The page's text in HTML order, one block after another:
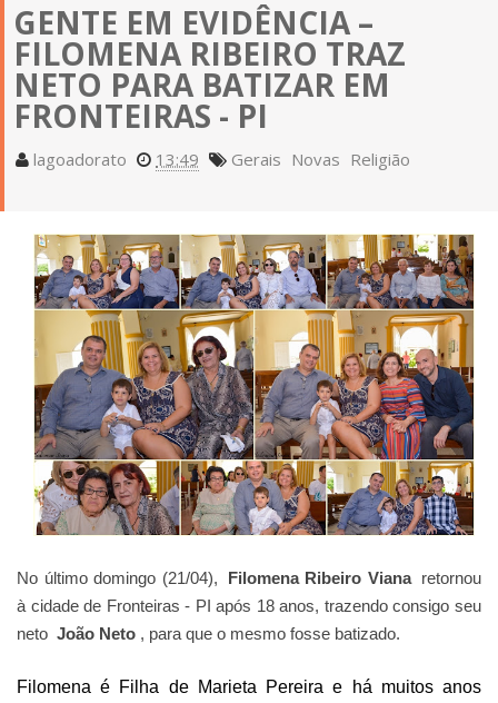
GENTE EM EVIDÊNCIA –
FILOMENA RIBEIRO TRAZ
NETO PARA BATIZAR EM
FRONTEIRAS - PI
lagoadorato 13:49 Gerais Novas Religião
No último domingo (21/04), Filomena Ribeiro Viana retornou
à cidade de Fronteiras - PI após 18 anos, trazendo consigo seu
neto João Neto , para que o mesmo fosse batizado.
Filomena é Filha de Marieta Pereira e há muitos anos